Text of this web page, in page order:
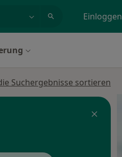
Einloggen
Suchergebnisse sortieren